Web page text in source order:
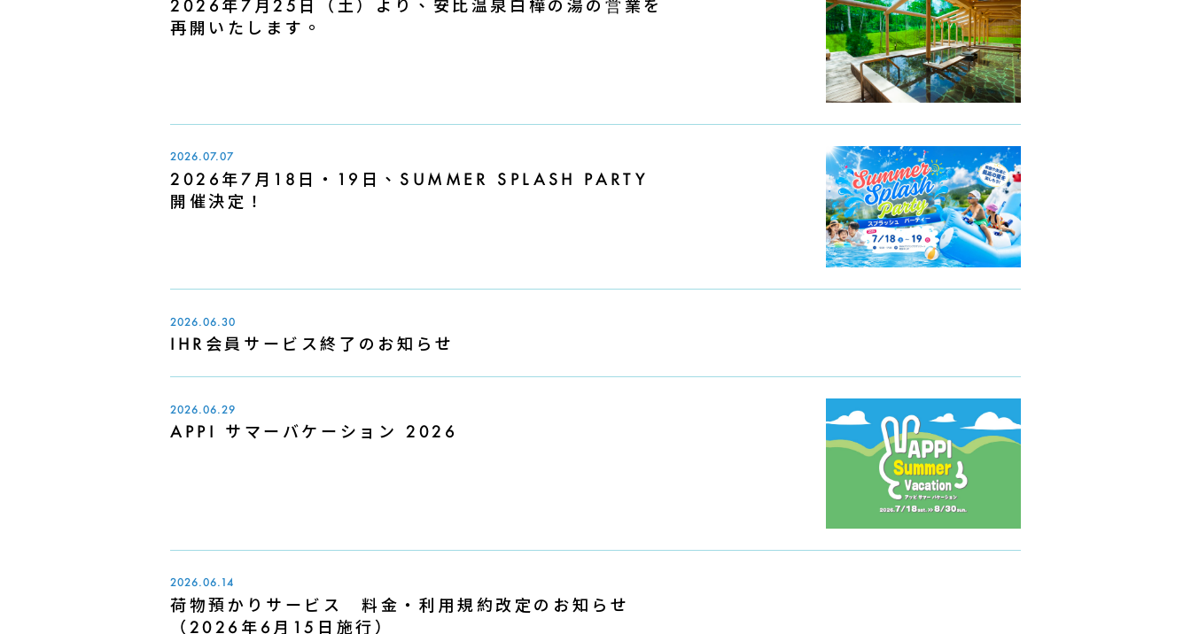
2026年7月25日（土）より、安比温泉白樺の湯の営業を
再開いたします。
2026.07.07
2026年7月18日・19日、SUMMER SPLASH PARTY
開催決定！
2026.06.30
IHR会員サービス終了のお知らせ
2026.06.29
APPI サマーバケーション 2026
2026.06.14
荷物預かりサービス 料金・利用規約改定のお知らせ
（2026年6月15日施行）